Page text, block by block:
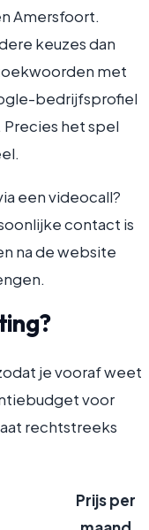
Amersfoort.
keuzes dan
met
bedrijfsprofiel
het spel
een videocall?
contact is
na de website
je vooraf weet
voor
rechtstreeks
Prijs per